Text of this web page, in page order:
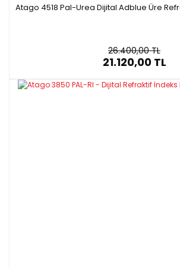
Uluslararası koruma sınıfı: IP65
Atago 4518 Pal-Urea Dijital Adblue Üre
26.400,00 TL
21.120,00 TL